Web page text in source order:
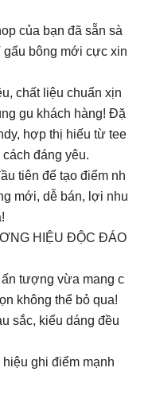
của bạn đã sẵn sà
gấu bông mới cực xin
chất liệu chuẩn xịn
gu khách hàng! Đặ
hợp thị hiếu từ tee
đáng yêu.
tiên để tạo điểm nh
mới, dễ bán, lợi nhu
HIỆU ĐỘC ĐÁO
tượng vừa mang c
không thể bỏ qua!
sắc, kiểu dáng đều
ghi điểm mạnh